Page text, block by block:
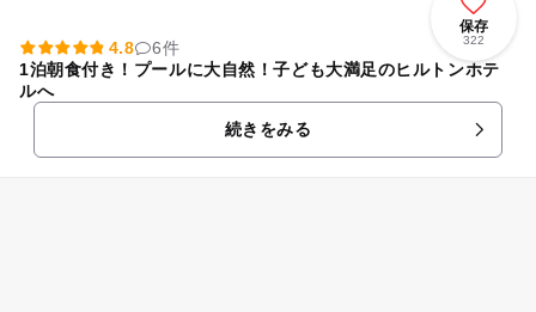
保存
322
4.8
6件
1泊朝食付き！プールに大自然！子ども大満足のヒルトンホテ
ルへ
続きをみる